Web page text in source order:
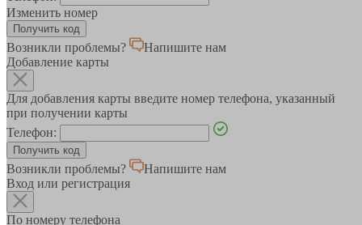
Изменить номер
Возникли проблемы?
Напишите нам
Добавление карты
Для добавления карты введите номер телефона, указанный
при получении карты
Телефон:
Возникли проблемы?
Напишите нам
Вход или регистрация
По номеру телефона